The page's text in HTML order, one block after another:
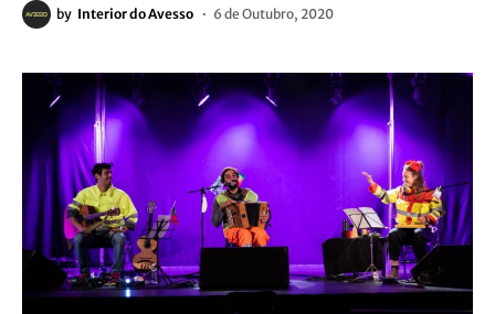
by Interior do Avesso 6 de Outubro, 2020